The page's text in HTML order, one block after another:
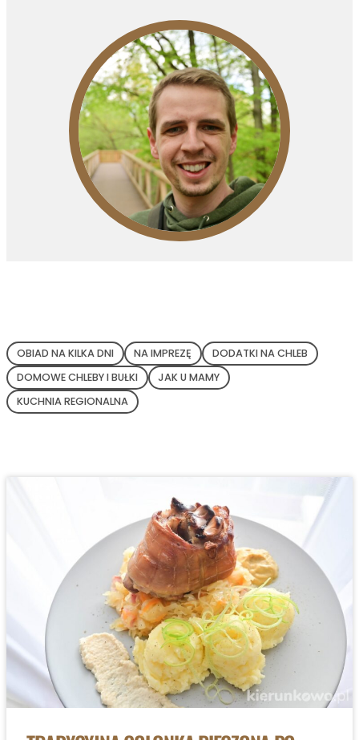
c
i
!
OBIAD NA KILKA DNI NA IMPREZĘ
DODATKI NA CHLEB
DOMOWE CHLEBY I BUŁKI
JAK U MAMY
KUCHNIA REGIONALNA